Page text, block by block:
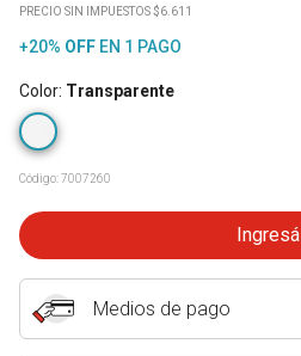
PRECIO SIN IMPUESTOS $6.611
+20% OFF EN 1 PAGO
Color: Transparente
Código:7007260
Ingresá
Medios de pago